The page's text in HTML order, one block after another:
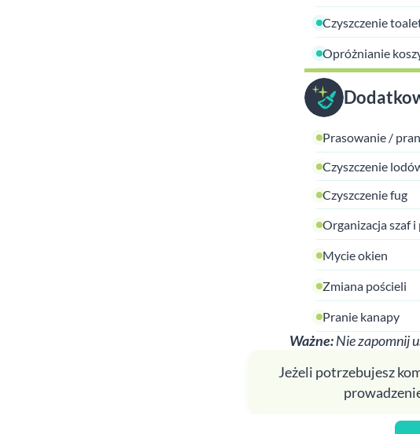
Czyszczenie
Opróżnianie
Prasowanie /
Czyszczenie
Czyszczenie fug
Organizacja szaf
Mycie okien
Zmiana pościeli
Pranie kanapy
Ważne:Nie zapomnij
Jeżeli potrzebujesz